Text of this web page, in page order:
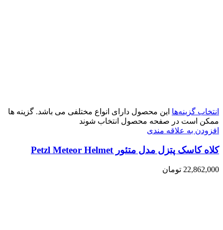
انتخاب گزینه‌ها این محصول دارای انواع مختلفی می باشد. گزینه ها
ممکن است در صفحه محصول انتخاب شوند
افزودن به علاقه مندی
کلاه کاسک پتزل مدل متئور Petzl Meteor Helmet
22,862,000 تومان